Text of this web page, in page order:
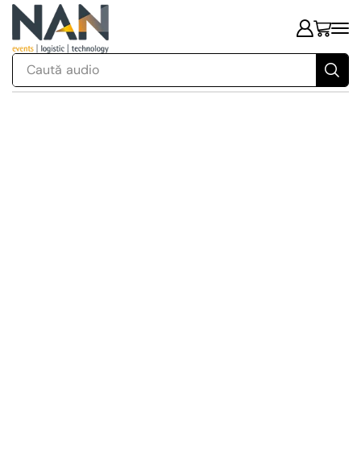
Caută audio